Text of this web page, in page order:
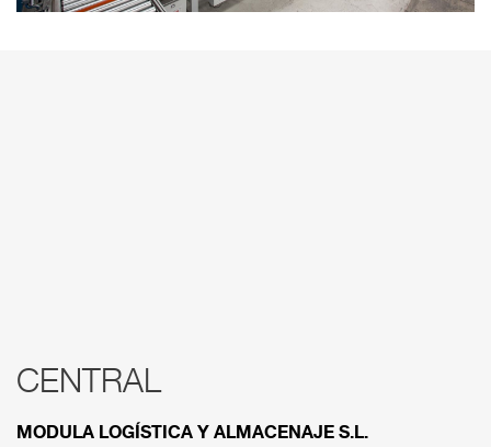
CENTRAL
MODULA LOGÍSTICA Y ALMACENAJE S.L.
RED COMERCIAL
A continuación se muestran las diferens sedes que